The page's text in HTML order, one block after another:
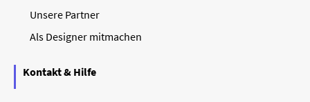
Unsere Partner
Als Designer mitmachen
Kontakt & Hilfe